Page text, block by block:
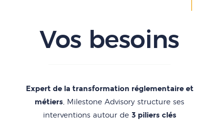
Vos besoins
Expert de la transformation réglementaire et
métiers, Milestone Advisory structure ses
interventions autour de 3 piliers clés